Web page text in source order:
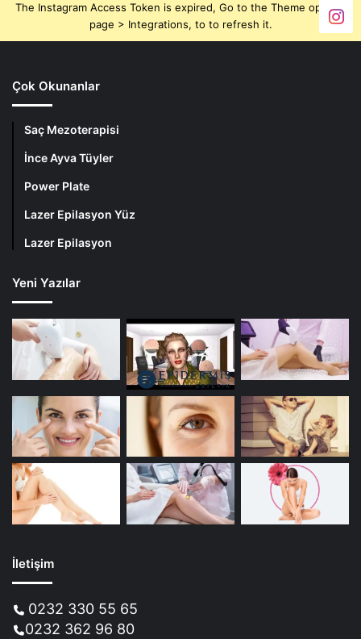
The Instagram Access Token is expired, Go to the Theme options
page > Integrations, to to refresh it.
Çok Okunanlar
Saç Mezoterapisi
İnce Ayva Tüyler
Power Plate
Lazer Epilasyon Yüz
Lazer Epilasyon
Yeni Yazılar
İletişim
0232 330 55 65
0232 362 96 80